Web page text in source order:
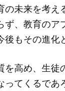
の未来を考
ず、教育の
後もその進化
を高め、生徒
ってくるであ